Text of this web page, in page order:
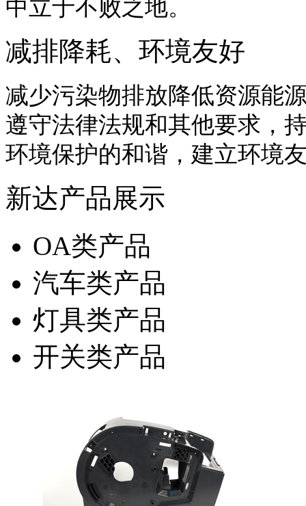
中立于不败之地。
减排降耗、环境友好
减少污染物排放降低资源能
遵守法律法规和其他要求，
环境保护的和谐，建立环境
新达产品展示
OA类产品
汽车类产品
灯具类产品
开关类产品